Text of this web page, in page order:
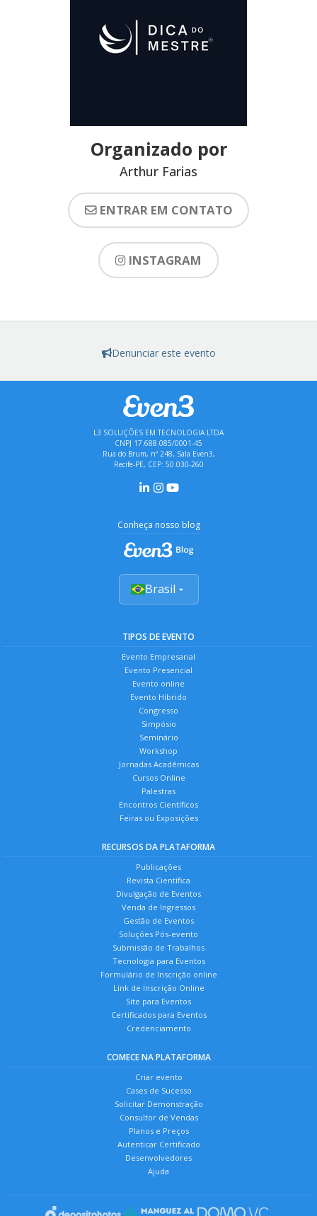
Organizado por
Arthur Farias
ENTRAR EM CONTATO
INSTAGRAM
Denunciar este evento
L3 SOLUÇÕES EM TECNOLOGIA LTDA
CNPJ 17.688.085/0001-45
Rua do Brum, nº 248, Sala Even3,
Recife-PE, CEP: 50.030-260
Conheça nosso blog
Brasil
TIPOS DE EVENTO
Evento Empresarial
Evento Presencial
Evento online
Evento Híbrido
Congresso
Simpósio
Seminário
Workshop
Jornadas Acadêmicas
Cursos Online
Palestras
Encontros Científicos
Feiras ou Exposições
RECURSOS DA PLATAFORMA
Publicações
Revista Científica
Divulgação de Eventos
Venda de Ingressos
Gestão de Eventos
Soluções Pós-evento
Submissão de Trabalhos
Tecnologia para Eventos
Formulário de Inscrição online
Link de Inscrição Online
Site para Eventos
Certificados para Eventos
Credenciamento
COMECE NA PLATAFORMA
Criar evento
Cases de Sucesso
Solicitar Demonstração
Consultor de Vendas
Planos e Preços
Autenticar Certificado
Desenvolvedores
Ajuda